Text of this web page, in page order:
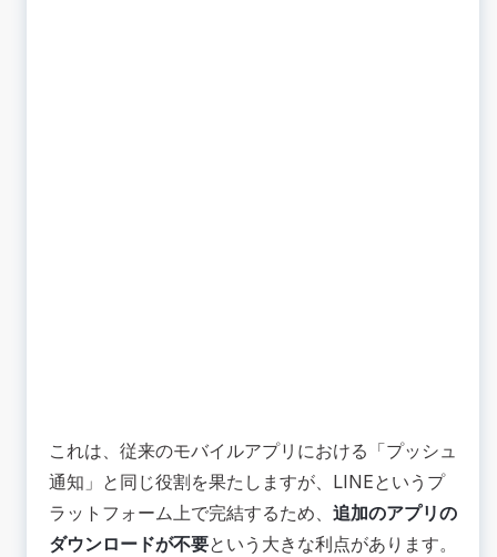
これは、従来のモバイルアプリにおける「プッシュ
通知」と同じ役割を果たしますが、LINEというプ
ラットフォーム上で完結するため、 追加のアプリの
ダウンロードが不要という大きな利点があります。